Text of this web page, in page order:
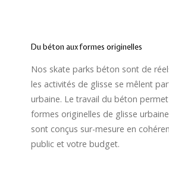
Du béton aux formes originelles
Nos skate parks béton sont de
les activités de glisse se mêlent
urbaine. Le travail du béton
formes originelles de glisse
sont conçus sur-mesure en
public et votre budget.